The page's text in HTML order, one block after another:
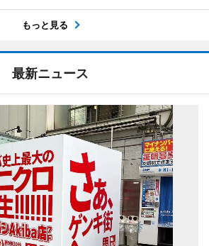
もっと見る
最新ニュース